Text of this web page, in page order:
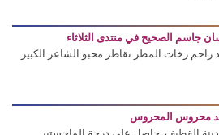
جاسم الصحيح في منتدى الثلاثاء
زخات المطر تقاطر محبو الشاعر الكبير
محروس المحروس